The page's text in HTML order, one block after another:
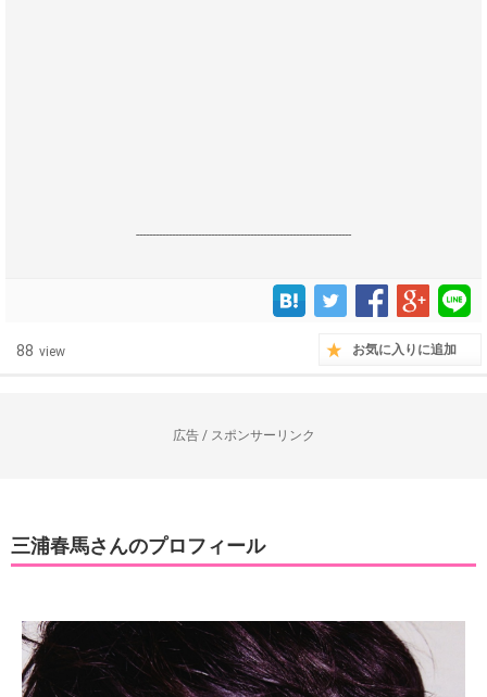
------------------------------------------------------------------
88 view お気に入りに追加
広告 / スポンサーリンク
三浦春馬さんのプロフィール